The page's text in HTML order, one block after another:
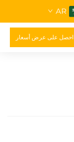
AR
احصل على عرض أسعار